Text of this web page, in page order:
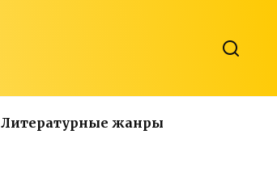
Литературные жанры